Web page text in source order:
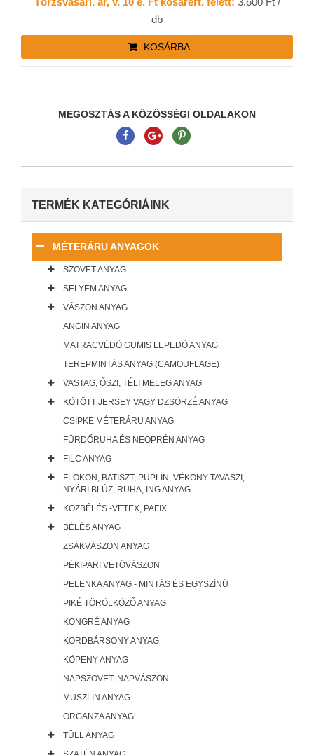
db
KOSÁRBA
MEGOSZTÁS A KÖZÖSSÉGI OLDALAKON
TERMÉK KATEGÓRIÁINK
MÉTERÁRU ANYAGOK
SZÖVET ANYAG
SELYEM ANYAG
VÁSZON ANYAG
ANGIN ANYAG
MATRACVÉDŐ GUMIS LEPEDŐ ANYAG
TEREPMINTÁS ANYAG (CAMOUFLAGE)
VASTAG, ŐSZI, TÉLI MELEG ANYAG
KÖTÖTT JERSEY VAGY DZSÖRZÉ ANYAG
CSIPKE MÉTERÁRU ANYAG
FÜRDŐRUHA ÉS NEOPRÉN ANYAG
FILC ANYAG
FLOKON, BATISZT, PUPLIN, VÉKONY TAVASZI,
NYÁRI BLÚZ, RUHA, ING ANYAG
KÖZBÉLÉS -VETEX, PAFIX
BÉLÉS ANYAG
ZSÁKVÁSZON ANYAG
PÉKIPARI VETŐVÁSZON
PELENKA ANYAG - MINTÁS ÉS EGYSZÍNŰ
PIKÉ TÖRÖLKÖZŐ ANYAG
KONGRÉ ANYAG
KORDBÁRSONY ANYAG
KÖPENY ANYAG
NAPSZÖVET, NAPVÁSZON
MUSZLIN ANYAG
ORGANZA ANYAG
TÜLL ANYAG